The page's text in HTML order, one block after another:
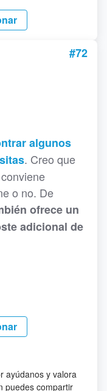
#72
algunos
. Creo que
o no. De
ofrece un
adicional de
ayúdanos y valora
puedes compartir